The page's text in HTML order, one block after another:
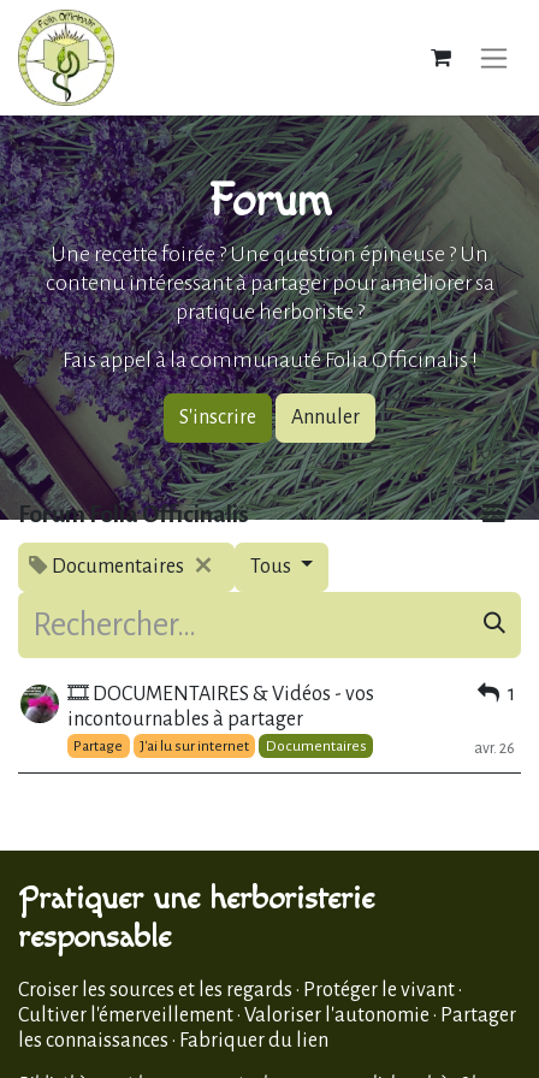
Forum
Une recette foirée ? Une question épineuse ? Un
contenu intéressant à partager pour améliorer sa
pratique herboriste ?
Fais appel à la communauté Folia Officinalis !
S'inscrire Annuler
Forum Folia Officinalis
Documentaires Tous
🎞️ DOCUMENTAIRES & Vidéos - vos
incontournables à partager
Partage J'ai lu sur internet Documentaires
1
avr. 26
Pratiquer une herboristerie
responsable
Croiser les sources et les regards · Protéger le vivant ·
Cultiver l'émerveillement · Valoriser l'autonomie · Partager
les connaissances · Fabriquer du lien